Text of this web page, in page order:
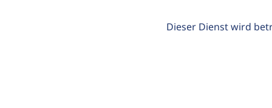
Dieser Dienst wird